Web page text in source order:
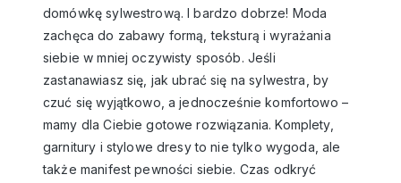
domówkę sylwestrową. I bardzo dobrze! Moda
zachęca do zabawy formą, teksturą i wyrażania
siebie w mniej oczywisty sposób. Jeśli
zastanawiasz się, jak ubrać się na sylwestra, by
czuć się wyjątkowo, a jednocześnie komfortowo –
mamy dla Ciebie gotowe rozwiązania. Komplety,
garnitury i stylowe dresy to nie tylko wygoda, ale
także manifest pewności siebie. Czas odkryć